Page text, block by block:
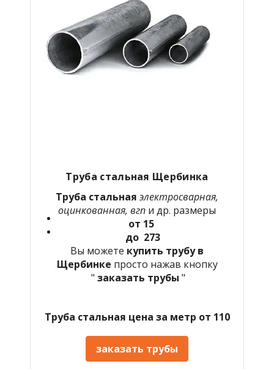
Труба стальная Щербинка
Труба стальная электросварная,
оцинкованная, вгп и др. размеры
от 15
до 273
Вы можете купить трубу в
Щербинке просто нажав кнопку
" заказать трубы "
Труба стальная цена за метр от 110
заказать трубы